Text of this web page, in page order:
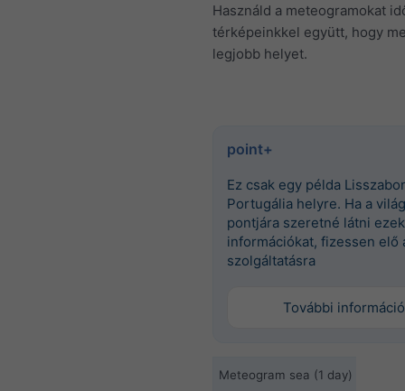
Használd a meteogramokat
térképeinkkel együtt, hogy
legjobb helyet.
point+
Ez csak egy példa
Portugália helyre. Ha a
pontjára szeretné látni
információkat, fizessen elő
szolgáltatásra
További információ
Meteogram sea (1 day)